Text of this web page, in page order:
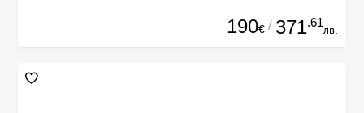
190€ / 371.61
лв.